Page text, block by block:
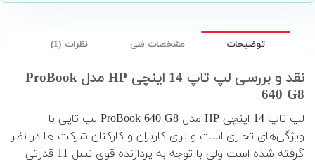
توضیحات مشخصات فنی نظرات (1)
نقد و بررسی لپ تاپ 14 اینچی HP مدل ProBook
640 G8
لپ تاپ 14 اینچی HP مدل ProBook 640 G8 لپ تاپی با
ویژگی‌های تجاری است و برای کاربران و کارکنان شرکت ها در نظر
گرفته شده است ولی با توجه به پردازنده قوی نسل 11 قدرتی